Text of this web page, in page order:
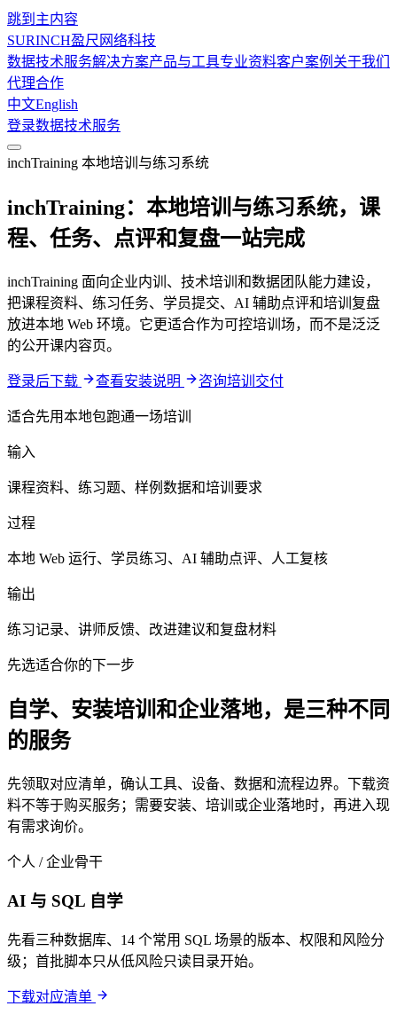
跳到主内容
SURINCH盈尺网络科技
数据技术服务解决方案产品与工具专业资料客户案例 关于我们
代理合作
中文English
登录数据技术服务
inchTraining 本地培训与练习系统
inchTraining：本地培训与练习系统，课
程、任务、点评和复盘一站完成
inchTraining 面向企业内训、技术培训和数据团队能力建设，
把课程资料、练习任务、学员提交、AI 辅助点评和培训复盘
放进本地 Web 环境。它更适合作为可控培训场，而不是泛泛
的公开课内容页。
登录后下载 查看安装说明 咨询培训交付
适合先用本地包跑通一场培训
输入
课程资料、练习题、样例数据和培训要求
过程
本地 Web 运行、学员练习、AI 辅助点评、人工复核
输出
练习记录、讲师反馈、改进建议和复盘材料
先选适合你的下一步
自学、安装培训和企业落地，是三种不同
的服务
先领取对应清单，确认工具、设备、数据和流程边界。下载资
料不等于购买服务；需要安装、培训或企业落地时，再进入现
有需求询价。
个人 / 企业骨干
AI 与 SQL 自学
先看三种数据库、14 个常用 SQL 场景的版本、权限和风险分
级；首批脚本只从低风险只读目录开始。
下载对应清单